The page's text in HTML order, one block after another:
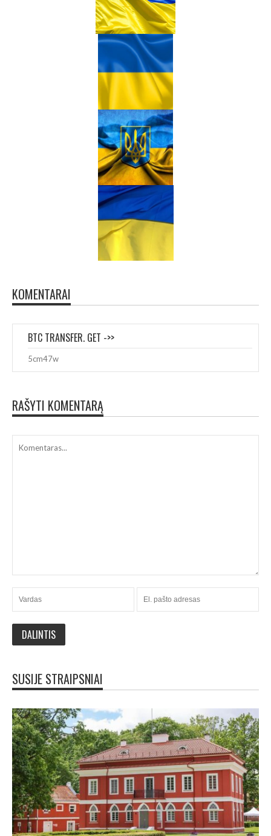
KOMENTARAI
BTC TRANSFER. GET ->>
YANDEX.COM/POLL/GJSFVWYKCMEMXPZM6YDEXC?
HS=0230B9BC59593712E263560A0CF91E13&
5cm47w
RAŠYTI KOMENTARĄ
SUSIJE STRAIPSNIAI